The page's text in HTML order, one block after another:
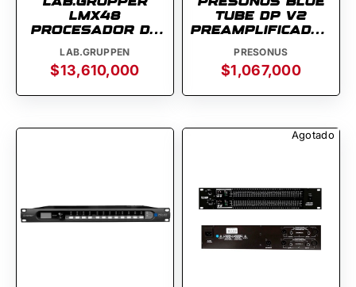
LMX48
PROCESADOR DE
LAB.GRUPPEN
$13,610,000
TUBE DP V2
PREAMPLIFICADOR
PRESONUS
$1,067,000
Agotado